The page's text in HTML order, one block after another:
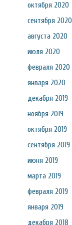
октября 2020
сентября 2020
августа 2020
июля 2020
февраля 2020
января 2020
декабря 2019
ноября 2019
октября 2019
сентября 2019
июня 2019
марта 2019
февраля 2019
января 2019
декабря 2018